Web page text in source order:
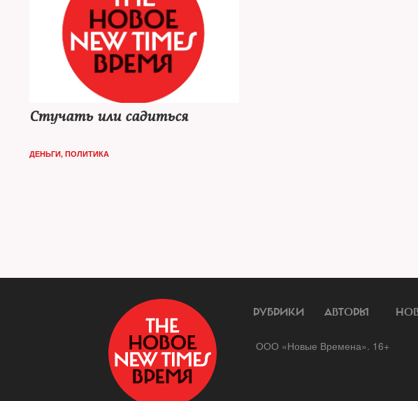
Стучать или садиться
ДЕНЬГИ, ПОЛИТИКА
РУБРИКИ АВТОРЫ
ООО «Новые Времена». 16+